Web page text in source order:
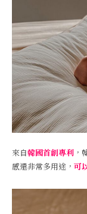
來自韓國首創專利 ，
感還非常多用途， 可